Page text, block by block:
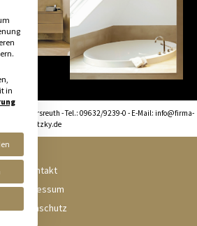
Konnersreuth - Tel.: 09632/9239-0 - E-Mail: info@firma-
andritzky.de
Kontakt
Impressum
Datenschutz
in